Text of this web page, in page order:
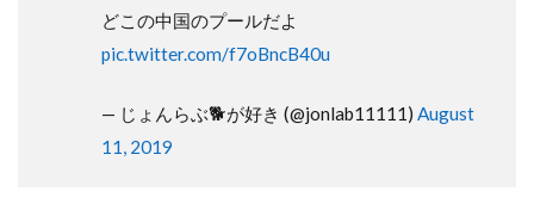
どこの中国のプールだよ
pic.twitter.com/f7oBncB40u
— じょんらぶ🐕が好き (@jonlab11111) August
11, 2019